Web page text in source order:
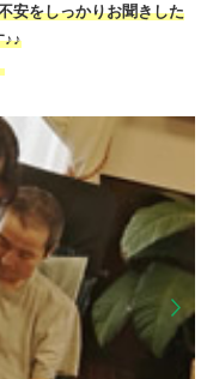
安をしっかりお聞きした
♪♪